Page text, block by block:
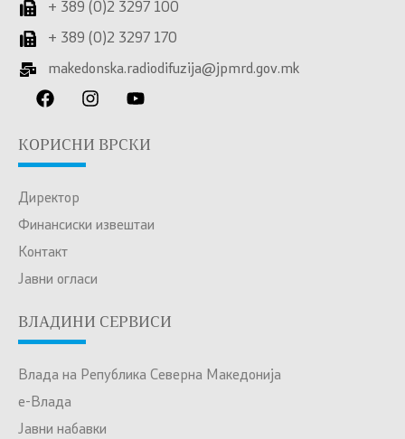
+ 389 (0)2 3297 100
+ 389 (0)2 3297 170
makedonska.radiodifuzija@jpmrd.gov.mk
КОРИСНИ ВРСКИ
Директор
Финансиски извештаи
Контакт
Јавни огласи
ВЛАДИНИ СЕРВИСИ
Влада на Република Северна Македонија
е-Влада
Јавни набавки